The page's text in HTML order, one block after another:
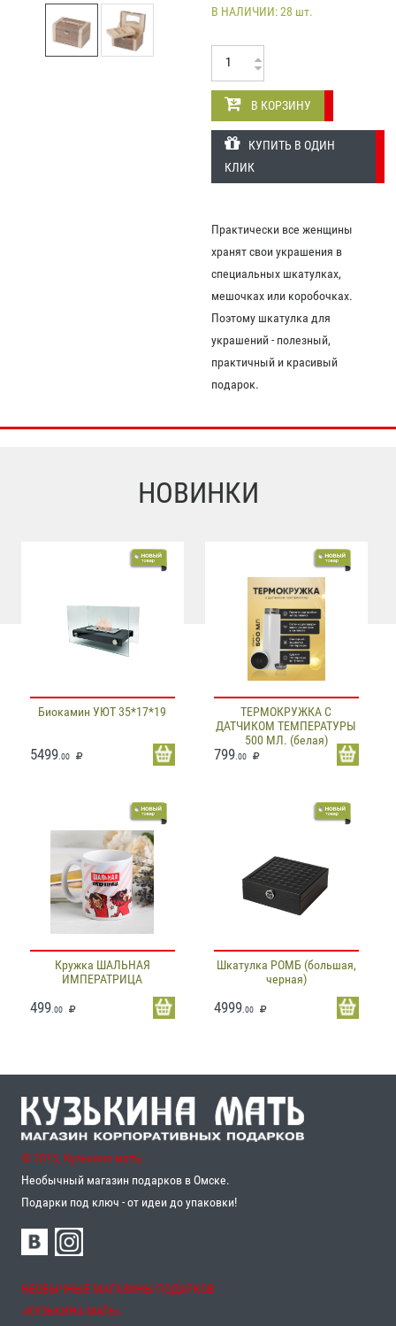
В НАЛИЧИИ: 28 шт.
В КОРЗИНУ
КУПИТЬ В ОДИН
КЛИК
Практически все женщины
хранят свои украшения в
специальных шкатулках,
мешочках или коробочках.
Поэтому шкатулка для
украшений - полезный,
практичный и красивый
подарок.
НОВИНКИ
Биокамин УЮТ 35*17*19
5499 .00
ТЕРМОКРУЖКА С
ДАТЧИКОМ ТЕМПЕРАТУРЫ
500 МЛ. (белая)
799.00
Кружка ШАЛЬНАЯ
ИМПЕРАТРИЦА
499 .00
Шкатулка РОМБ (большая,
черная)
4999.00
© 2015, Кузькина мать,
Необычный магазин подарков в Омске.
Подарки под ключ - от идеи до упаковки!
НЕОБЫЧНЫЕ МАГАЗИНЫ ПОДАРКОВ
«‎КУЗЬКИНА МАТЬ»‎: